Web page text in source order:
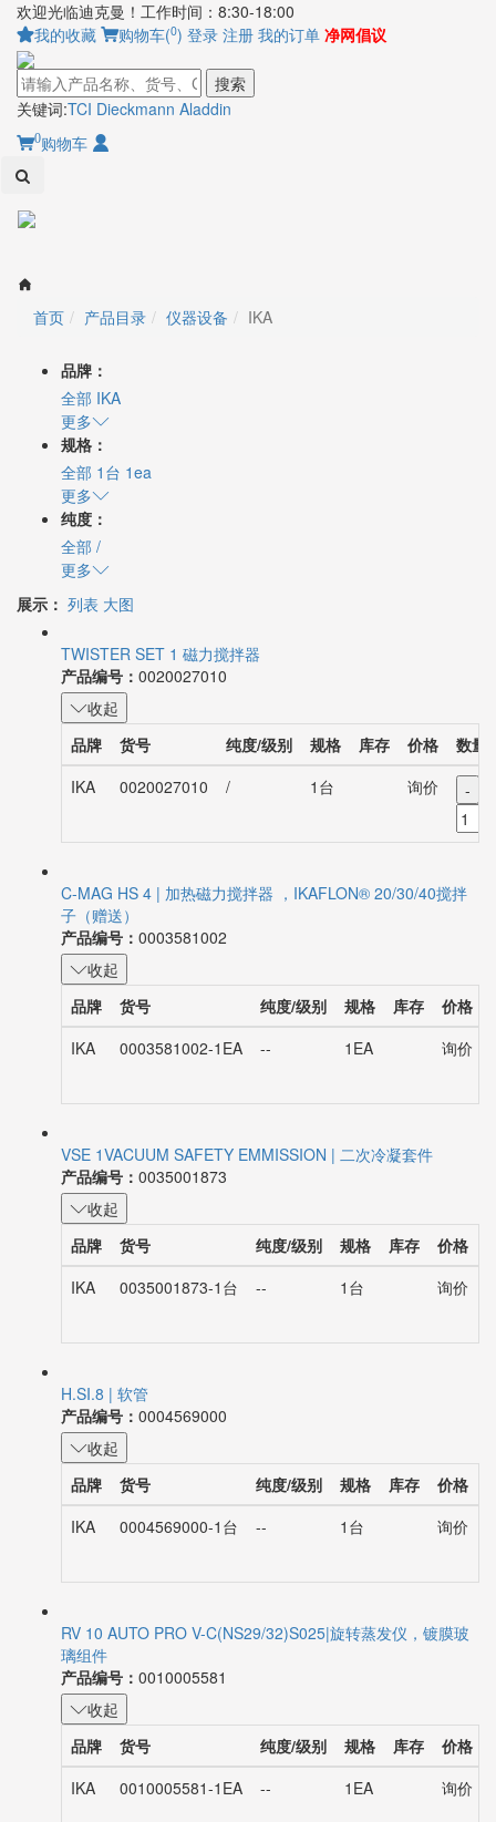
欢迎光临迪克曼！工作时间：8:30-18:00
我的收藏
购物车(0) 登录 注册 我的订单 净网倡议
搜索
关键词:TCI Dieckmann Aladdin
0购物车
首页 产品目录 仪器设备 IKA
品牌：
全部 IKA
更多
规格：
全部 1台 1ea
更多
纯度：
全部 /
更多
展示： 列表 大图
TWISTER SET 1 磁力搅拌器
产品编号： 0020027010
收起
品牌
货号 纯度/级别 规格 库存 价格
数量
IKA
0020027010 / 1台 询价 -
C-MAG HS 4 | 加热磁力搅拌器 ，IKAFLON® 20/30/40搅拌
子（赠送）
产品编号： 0003581002
收起
品牌
货号 纯度/级别 规格 库存 价格
IKA
0003581002-1EA -- 1EA 询价
VSE 1VACUUM SAFETY EMMISSION | 二次冷凝套件
产品编号： 0035001873
收起
品牌
货号 纯度/级别 规格 库存 价格
IKA
0035001873-1台 -- 1台 询价
H.SI.8 | 软管
产品编号： 0004569000
收起
品牌
货号 纯度/级别 规格 库存 价格
IKA
0004569000-1台 -- 1台 询价
RV 10 AUTO PRO V-C(NS29/32)S025|旋转蒸发仪，镀膜玻
璃组件
产品编号： 0010005581
收起
品牌
货号 纯度/级别 规格 库存 价格
IKA
0010005581-1EA -- 1EA 询价